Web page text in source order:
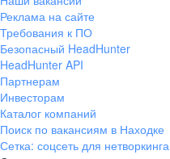
Реклама на сайте
Требования к ПО
Безопасный HeadHunter
HeadHunter API
Партнерам
Инвесторам
Каталог компаний
Поиск по вакансиям в Находке
Сетка: соцсеть для нетворкинга